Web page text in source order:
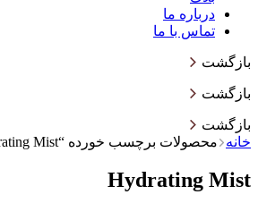
درباره ما
تماس با ما
بازگشت
بازگشت
بازگشت
خانه
محصولات برچسب خورده “Hydrating Mist”
Hydrating Mist